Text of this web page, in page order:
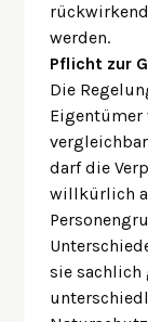
werden.
Pflicht zur
Die
Eigentümer
darf die
willkürlich
sie sachlich